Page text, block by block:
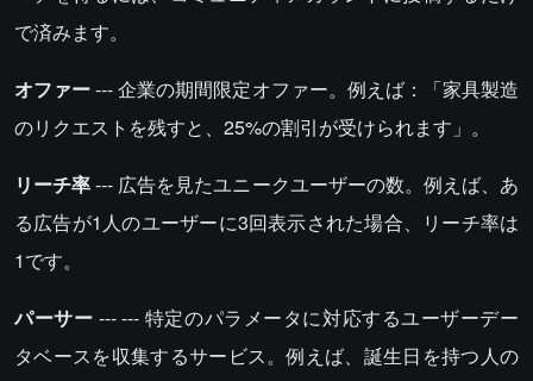
で済みます。
オファー--- 企業の期間限定オファー。例えば：「家具製造
のリクエストを残すと、25%の割引が受けられます」。
リーチ率--- 広告を見たユニークユーザーの数。例えば、あ
る広告が1人のユーザーに3回表示された場合、リーチ率は
1です。
パーサー --- --- 特定のパラメータに対応するユーザーデー
タベースを収集するサービス。例えば、誕生日を持つ人の